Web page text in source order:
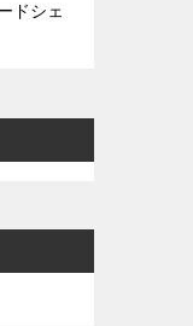
ドシェ